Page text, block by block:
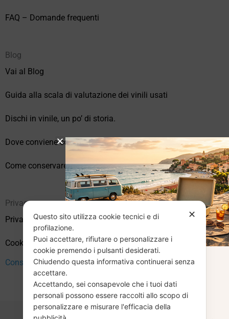
FAQ – Domande frequenti
Blog
Vai al Blog
Guida alla scala di valutazione dei vinili usati
Dischi in vinile, un po’ di storia.
Dove conviene comprare vinili online?
Come conservare correttamente i vinili usati
Privacy
Privacy Policy
Cookie Policy (UE)
Consenso
✕
Questo sito utilizza cookie tecnici e di
profilazione.
Puoi accettare, rifiutare o personalizzare i
cookie premendo i pulsanti desiderati.
Chiudendo questa informativa continuerai senza
accettare.
Accettando, sei consapevole che i tuoi dati
personali possono essere raccolti allo scopo di
personalizzare e misurare l'efficacia della
CHIUSURA
ESTIVA